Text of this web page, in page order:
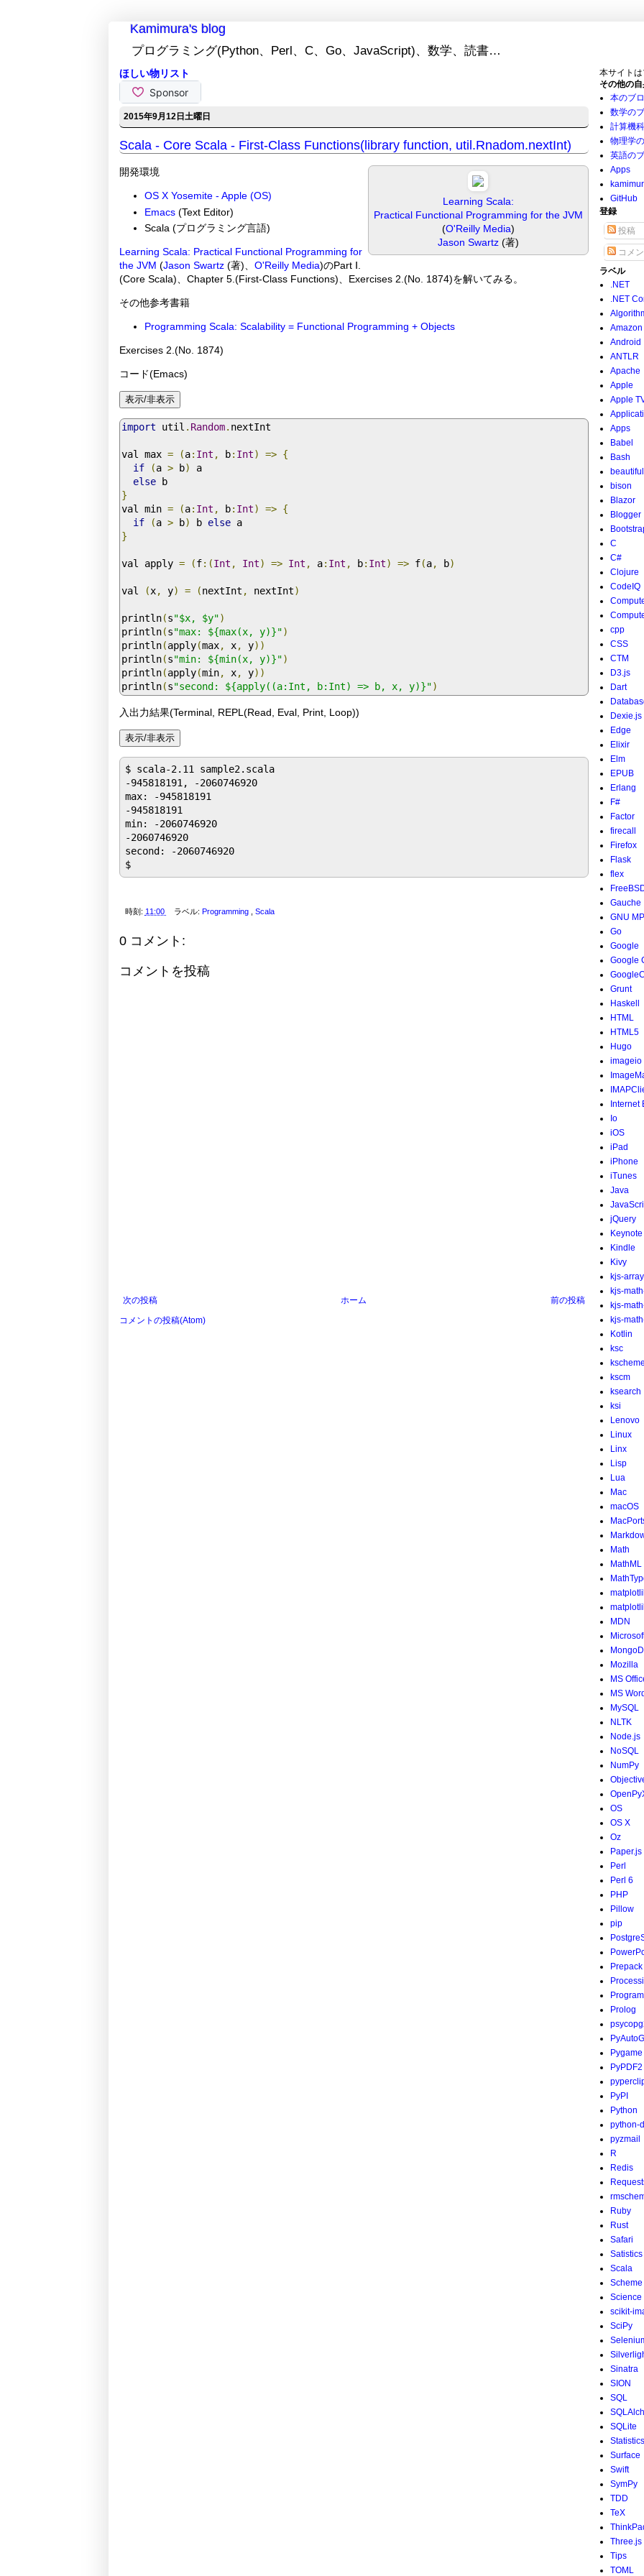
Kamimura's blog
プログラミング(Python、Perl、C、Go、JavaScript)、数学、読書…
ほしい物リスト
2015年9月12日土曜日
Scala - Core Scala - First-Class Functions(library function, util.Rnadom.nextInt)
Learning Scala:
Practical Functional Programming for the JVM
(O'Reilly Media)
Jason Swartz(著)
開発環境
OS X Yosemite - Apple (OS)
Emacs(Text Editor)
Scala (プログラミング言語)
Learning Scala: Practical Functional Programming for
the JVM (Jason Swartz(著)、 O'Reilly Media)のPart Ⅰ.
(Core Scala)、Chapter 5.(First-Class Functions)、Exercises 2.(No. 1874)を解いてみる。
その他参考書籍
Programming Scala: Scalability = Functional Programming + Objects
Exercises 2.(No. 1874)
コード(Emacs)
import util . Random. nextInt
val max = (a: Int , b: Int) => {
if
(a > b) a
else
b
}
val min = (a: Int , b: Int) => {
if
(a > b) b else
a
}
val apply = (f:(Int , Int) => Int , a: Int , b: Int) => f(a, b)
val (x, y) = (nextInt , nextInt)
println(s"$x, $y")
println(s"max: ${max(x, y)}")
println(apply(max, x, y))
println(s"min: ${min(x, y)}")
println(apply(min, x, y))
println(s"second: ${apply((a:Int, b:Int) => b, x, y)}")
入出力結果(Terminal, REPL(Read, Eval, Print, Loop))
$ scala-2.11 sample2.scala
-945818191, -2060746920
max: -945818191
-945818191
min: -2060746920
-2060746920
second: -2060746920
$
時刻: 11:00 ラベル:Programming ,Scala
0 コメント:
コメントを投稿
次の投稿 前の投稿
ホーム
コメントの投稿(Atom)
本サイトは
その他の
本のブ
数学の
計算機
物理学
英語の
Apps
GitHub
登録
投稿
コメン
ラベル
.NET
.NET
Amazon
Android
ANTLR
Apache
Apple
Apple
Apps
Babel
Bash
bison
Blazor
Blogger
C
C#
Clojure
CodeIQ
cpp
CSS
CTM
D3.js
Dart
Dexie.js
Edge
Elixir
Elm
EPUB
Erlang
F#
Factor
firecall
Firefox
Flask
flex
Gauche
GNU
Go
Google
Google
Grunt
Haskell
HTML
HTML5
Hugo
imageio
Internet
Io
iOS
iPad
iPhone
iTunes
Java
jQuery
Keynote
Kindle
Kivy
kjs-array
kjs-
kjs-
kjs-
Kotlin
ksc
kscheme
kscm
ksearch
ksi
Lenovo
Linux
Linx
Lisp
Lua
Mac
macOS
Math
MathML
MDN
Mozilla
MS
MS Word
MySQL
NLTK
Node.js
NoSQL
NumPy
OS
OS X
Oz
Paper.js
Perl
Perl 6
PHP
Pillow
pip
Prepack
Prolog
Pygame
PyPDF2
PyPI
Python
python-
pyzmail
R
Redis
Ruby
Rust
Safari
Satistics
Scala
Scheme
Science
scikit-
SciPy
Sinatra
SION
SQL
SQLite
Statistics
Surface
Swift
SymPy
TDD
TeX
Three.js
Tips
TOML